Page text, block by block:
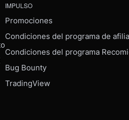
IMPULSO
Promociones
Condiciones del programa de
Condiciones del programa
Bug Bounty
TradingView